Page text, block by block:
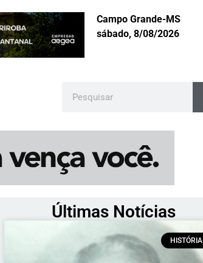
Campo Grande-MS
sábado, 8/08/2026
Últimas Notícias
HISTÓRIA